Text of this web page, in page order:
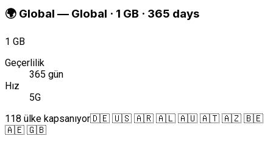
🌍 Global — Global · 1 GB · 365 days
1 GB
Geçerlilik
365 gün
Hız
5G
118 ülke kapsanıyor🇩🇪 🇺🇸 🇦🇷 🇦🇱 🇦🇺 🇦🇹 🇦🇿 🇧🇪
🇦🇪 🇬🇧